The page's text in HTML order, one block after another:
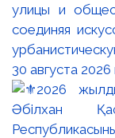
улицы и
соединяя
30 августа 2026